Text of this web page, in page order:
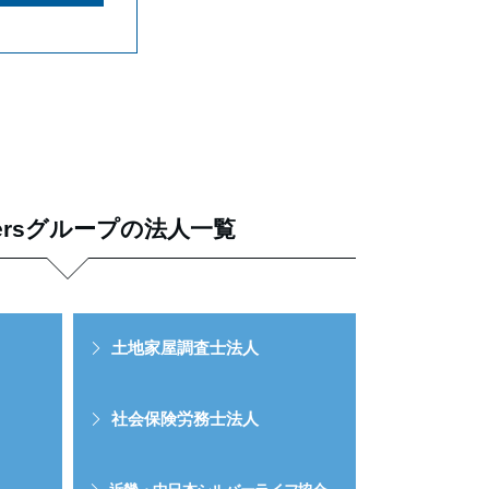
グループの法人一覧
土地家屋調査士法人
社会保険労務士法人